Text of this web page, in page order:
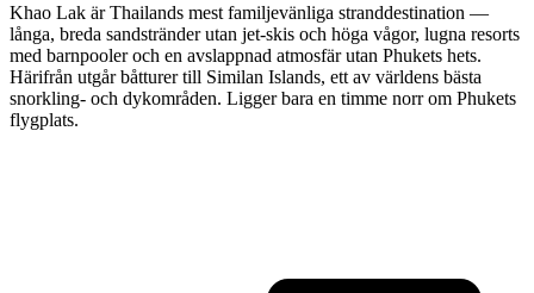
Khao Lak är Thailands mest familjevänliga stranddestination —
långa, breda sandstränder utan jet-skis och höga vågor, lugna resorts
med barnpooler och en avslappnad atmosfär utan Phukets hets.
Härifrån utgår båtturer till Similan Islands, ett av världens bästa
snorkling- och dykområden. Ligger bara en timme norr om Phukets
flygplats.